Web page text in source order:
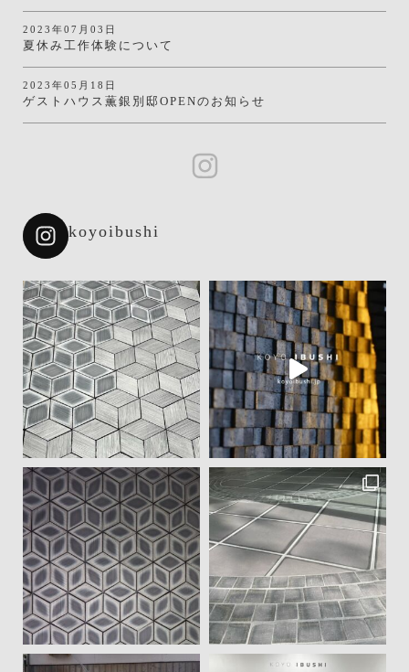
2023年07月03日
夏休み工作体験について
2023年05月18日
ゲストハウス薫銀別邸OPENのお知らせ
koyoibushi